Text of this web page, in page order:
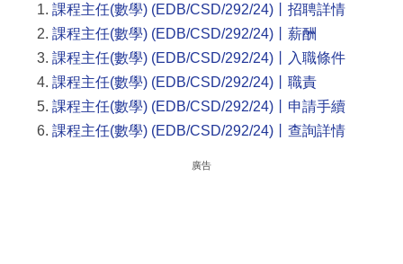
課程主任(數學) (EDB/CSD/292/24)丨招聘詳情
課程主任(數學) (EDB/CSD/292/24)丨薪酬
課程主任(數學) (EDB/CSD/292/24)丨入職條件
課程主任(數學) (EDB/CSD/292/24)丨職責
課程主任(數學) (EDB/CSD/292/24)丨申請手續
課程主任(數學) (EDB/CSD/292/24)丨查詢詳情
廣告